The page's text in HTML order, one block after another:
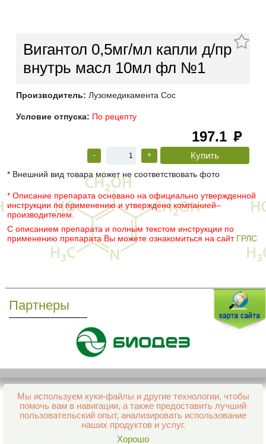
Вигантол 0,5мг/мл капли д/пр
внутрь масл 10мл фл №1
Производитель: Лузомедикамента Сос
Условие отпуска: По рецепту
197.1 руб
- +
* Внешний вид товара может не соответствовать фото
* Описание препарата основано на официально утвержденной
инструкции по применению и утверждено компанией–
производителем.
С описанием препарата и полным текстом инструкции по
применению препарата Вы можете ознакомиться на сайт ГРЛС
Партнеры
Мы используем куки-файлы и другие технологии, чтобы
помочь вам в навигации, а также предоставить лучший
пользовательский опыт, анализировать использование
наших продуктов и услуг.
Хорошо
Все права защищены и охраняются законом
© 2013–2026 Интернет-аптека Фармация
support@aptekapenza.ru
Телефон: Служба обработки заказов 99-98-28